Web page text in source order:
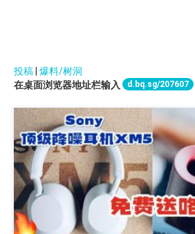
投稿 爆料/树洞
在桌面浏览器地址栏输入
d.bq.sg/207607